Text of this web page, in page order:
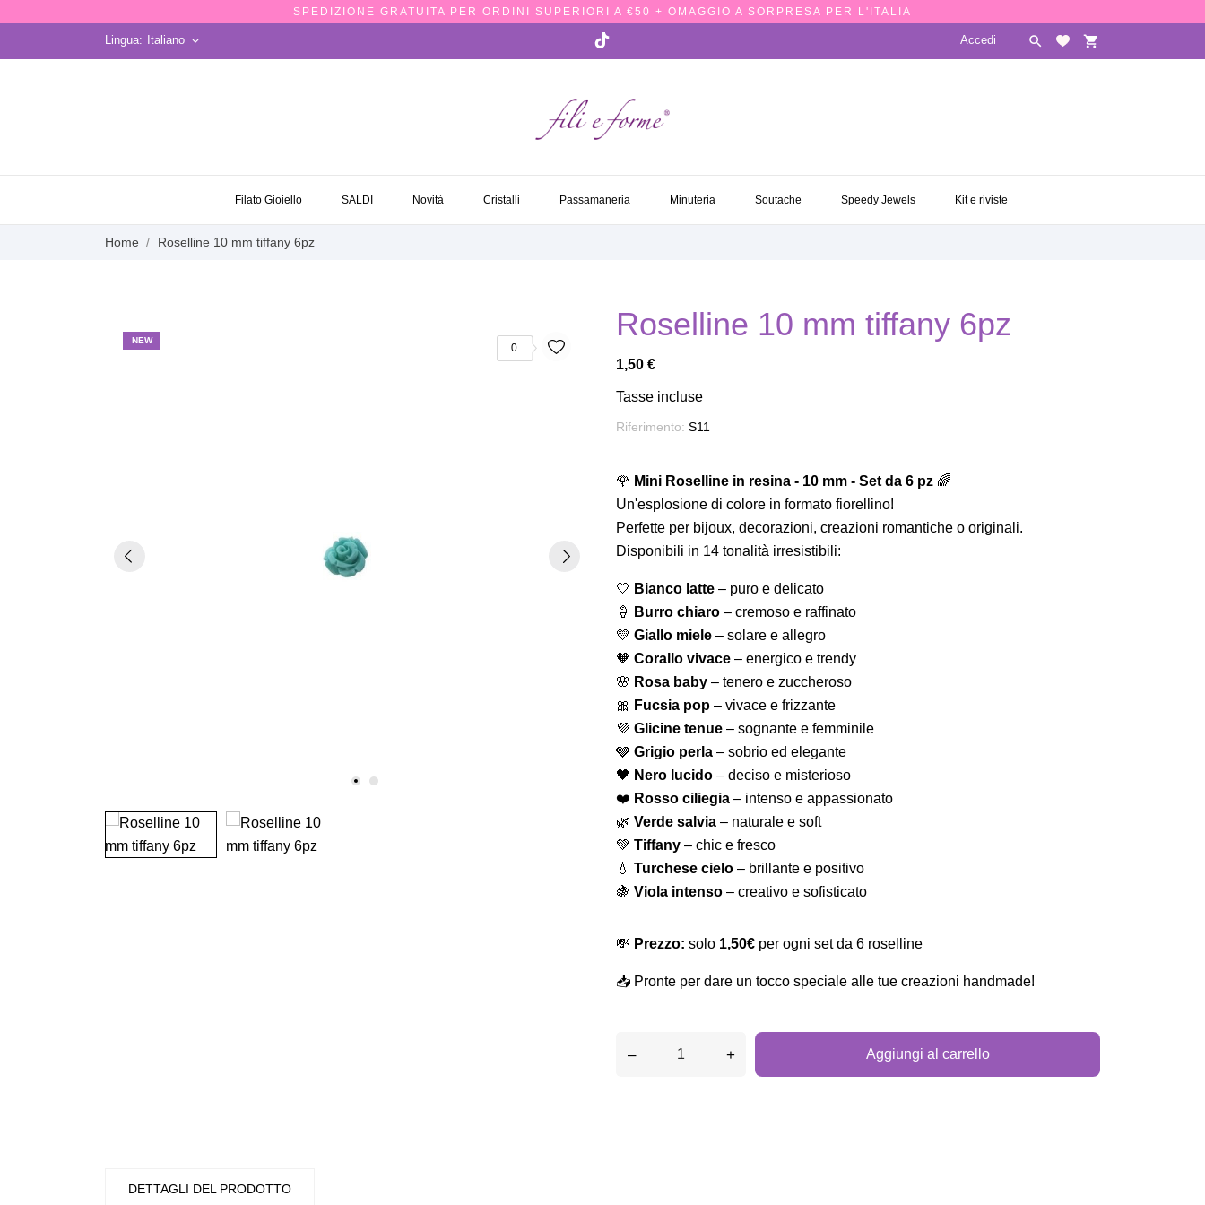
SPEDIZIONE GRATUITA PER ORDINI SUPERIORI A €50 + OMAGGIO A SORPRESA PER L'ITALIA
Lingua: Italiano keyboard_arrow_down Accedi  shopping_cart
Filato Gioiello SALDI Novità Cristalli Passamaneria Minuteria Soutache Speedy Jewels Kit e riviste
Home Roselline 10 mm tiffany 6pz
NEW
0
Roselline 10 mm tiffany 6pz
1,50 €
Tasse incluse
Riferimento: S11
🌹 Mini Roselline in resina - 10 mm - Set da 6 pz 🌈
Un'esplosione di colore in formato fiorellino!
Perfette per bijoux, decorazioni, creazioni romantiche o originali.
Disponibili in 14 tonalità irresistibili:
🤍 Bianco latte – puro e delicato
🍦
Burro chiaro – cremoso e raffinato
💛 Giallo miele – solare e allegro
🧡 Corallo vivace – energico e trendy
🌸 Rosa baby – tenero e zuccheroso
🎀 Fucsia pop – vivace e frizzante
💜 Glicine tenue – sognante e femminile
🩶 Grigio perla – sobrio ed elegante
🖤 Nero lucido – deciso e misterioso
❤️ Rosso ciliegia – intenso e appassionato
🌿 Verde salvia – naturale e soft
💚 Tiffany – chic e fresco
💧 Turchese cielo – brillante e positivo
🍇 Viola intenso – creativo e sofisticato
💸 Prezzo: solo 1,50€ per ogni set da 6 roselline
📥 Pronte per dare un tocco speciale alle tue creazioni handmade!
– + Aggiungi al carrello
DETTAGLI DEL PRODOTTO